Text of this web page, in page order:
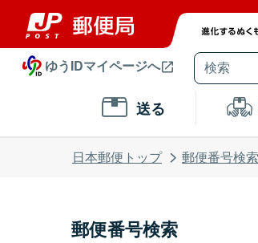
ゆうIDマイページへ
送る
日本郵便トップ 郵便番号検索
郵便番号検索